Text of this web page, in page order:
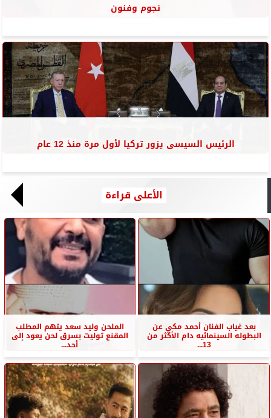
نجوم وفنون
الرئيس السيسى يزور تركيا لأول مرة منذ 12 عام
الأعلى قراءة
بعد غياب الفنان أحمد مكي عن
البطوله السينمائيه دام الأكثر من
13...
الملحن وليد سعد يتهم المطلب
المقنع توليت بسرق لحن يعود إلى
أحد...